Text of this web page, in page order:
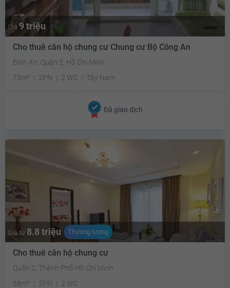
Giá 9 triệu
Cho thuê căn hộ chung cư Chung cư Bộ Công An
Bình An, Quận 2, Hồ Chí Minh
73m²
2PN 2 WC Tây Nam
Đã giao dịch
Giá từ 8.8 triệu Thương lượng
Cho thuê căn hộ chung cư
Quận 2, Thành Phố Hồ Chí Minh
68m²
2PN 2 WC